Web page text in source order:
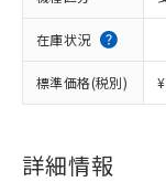
在庫状況
標準価格(税別)
詳細情報